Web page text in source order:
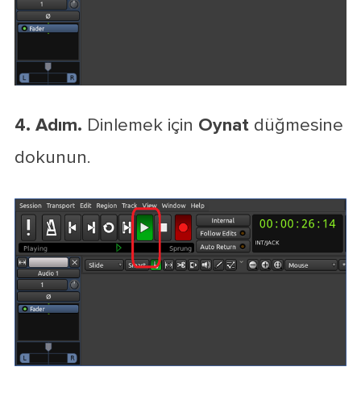
4. Adım. Dinlemek için Oynatdüğmesine
dokunun.